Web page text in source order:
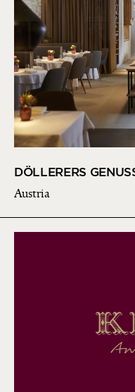
DÖLLERERS
Austria